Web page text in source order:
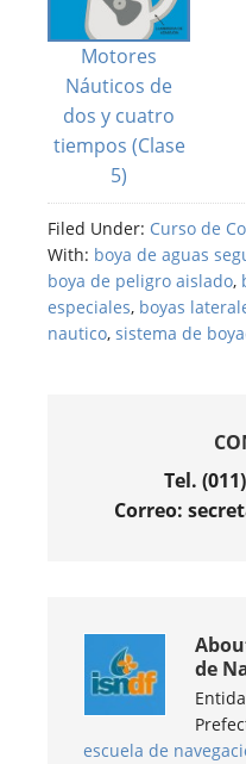
Motores
Náuticos de
dos y cuatro
tiempos (Clase
5)
Filed Under: Curso de
With: boya de aguas
boya de peligro aislado,
especiales, boyas
nautico, sistema de
Tel.
Correo:
de
escuela de